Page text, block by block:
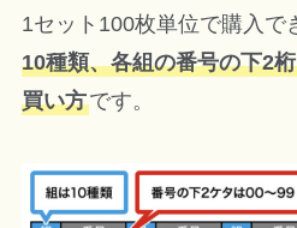
1セット100枚単位で購入で
10種類、各組の番号の下2
買い方です。